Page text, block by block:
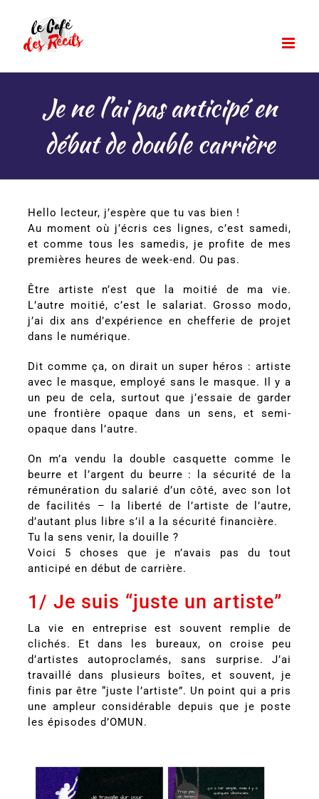
contenu
Je ne l’ai pas anticipé en
début de double carrière
Hello lecteur, j’espère que tu vas bien !
Au moment où j’écris ces lignes, c’est samedi,
et comme tous les samedis, je profite de mes
premières heures de week-end. Ou pas.
Être artiste n’est que la moitié de ma vie.
L’autre moitié, c’est le salariat. Grosso modo,
j’ai dix ans d’expérience en chefferie de projet
dans le numérique.
Dit comme ça, on dirait un super héros : artiste
avec le masque, employé sans le masque. Il y a
un peu de cela, surtout que j’essaie de garder
une frontière opaque dans un sens, et semi-
opaque dans l’autre.
On m’a vendu la double casquette comme le
beurre et l’argent du beurre : la sécurité de la
rémunération du salarié d’un côté, avec son lot
de facilités – la liberté de l’artiste de l’autre,
d’autant plus libre s’il a la sécurité financière.
Tu la sens venir, la douille ?
Voici 5 choses que je n’avais pas du tout
anticipé en début de carrière.
1/ Je suis “juste un artiste”
La vie en entreprise est souvent remplie de
clichés. Et dans les bureaux, on croise peu
d’artistes autoproclamés, sans surprise. J’ai
travaillé dans plusieurs boîtes, et souvent, je
finis par être “juste l’artiste”. Un point qui a pris
une ampleur considérable depuis que je poste
les épisodes d’OMUN.